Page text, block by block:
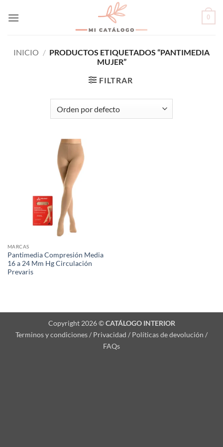
0
INICIO / PRODUCTOS ETIQUETADOS “PANTIMEDIA
MUJER”
FILTRAR
MARCAS
Pantimedia Compresión Media
16 a 24 Mm Hg Circulación
Prevaris
Copyright 2026 ©CATÁLOGO INTERIOR
Terminos y condiciones / Privacidad / Políticas de devolución /
FAQs